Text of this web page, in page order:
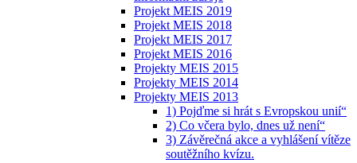
Projekt MEIS 2019
Projekt MEIS 2018
Projekt MEIS 2017
Projekt MEIS 2016
Projekty MEIS 2015
Projekty MEIS 2014
Projekty MEIS 2013
1) Pojďme si hrát s Evropskou unií“
2) Co včera bylo, dnes už není“
3) Závěrečná akce a vyhlášení vítěze
soutěžního kvízu.